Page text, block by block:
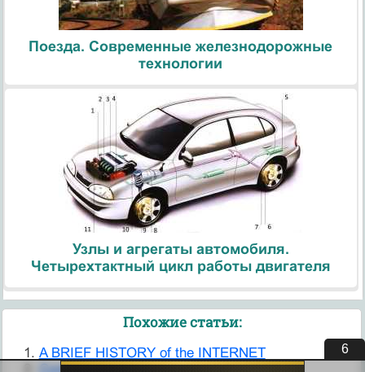
Поезда. Современные железнодорожные
технологии
Узлы и агрегаты автомобиля.
Четырехтактный цикл работы двигателя
Похожие статьи:
A BRIEF HISTORY of the INTERNET
6